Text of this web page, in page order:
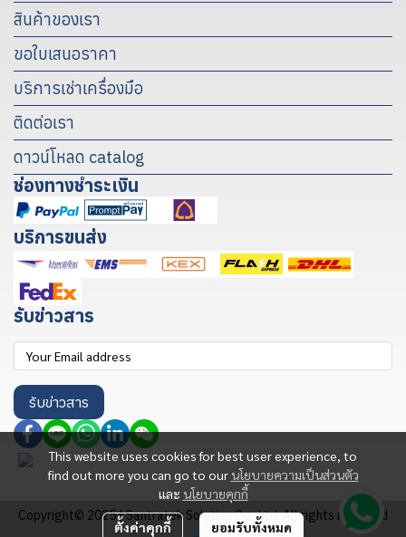
This website uses cookies for best user experience, to
find out more you can go to our นโยบายความเป็นส่วนตัว
และ นโยบายคุกกี้
ตั้งค่าคุกกี้ ยอมรับทั้งหมด
สินค้าของเรา
ขอใบเสนอราคา
บริการเช่าเครื่องมือ
ติดต่อเรา
ดาวน์โหลด catalog
ช่องทางชำระเงิน
บริการขนส่ง
รับข่าวสาร
รับข่าวสาร
Copyright© 2025 | Santratek Solution Co., Ltd. All rights reserved